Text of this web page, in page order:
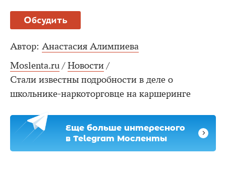
Обсудить
Автор: Анастасия Алимпиева
Moslenta.ru / Новости /
Стали известны подробности в деле о
школьнике-наркоторговце на каршеринге
Еще больше интересного
в Telegram Мосленты